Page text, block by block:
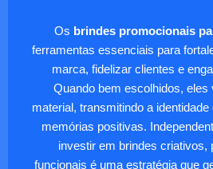
Os brindes promocionais
ferramentas essenciais para
marca, fidelizar clientes e
Quando bem escolhidos, eles
material, transmitindo a
memórias positivas.
investir em brindes criativos,
funcionais é uma estratégia que